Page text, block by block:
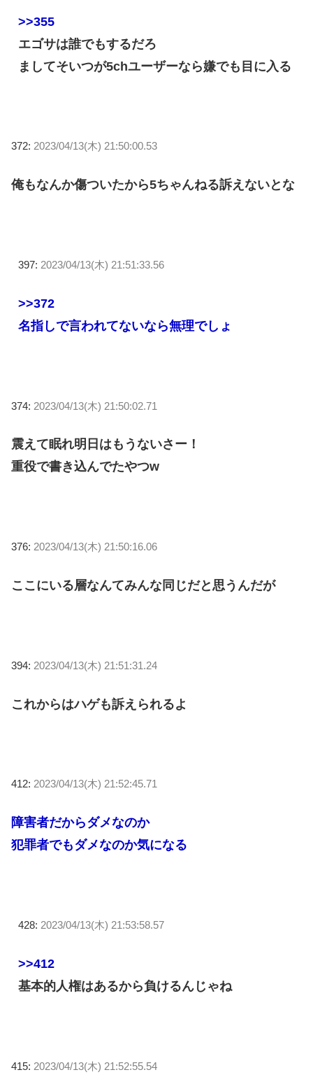
>>355
エゴサは誰でもするだろ
ましてそいつが5chユーザーなら嫌でも目に入る
372: 2023/04/13(木) 21:50:00.53
俺もなんか傷ついたから5ちゃんねる訴えないとな
397: 2023/04/13(木) 21:51:33.56
>>372
名指しで言われてないなら無理でしょ
374: 2023/04/13(木) 21:50:02.71
震えて眠れ明日はもうないさー！
重役で書き込んでたやつw
376: 2023/04/13(木) 21:50:16.06
ここにいる層なんてみんな同じだと思うんだが
394: 2023/04/13(木) 21:51:31.24
これからはハゲも訴えられるよ
412: 2023/04/13(木) 21:52:45.71
障害者だからダメなのか
犯罪者でもダメなのか気になる
428: 2023/04/13(木) 21:53:58.57
>>412
基本的人権はあるから負けるんじゃね
415: 2023/04/13(木) 21:52:55.54